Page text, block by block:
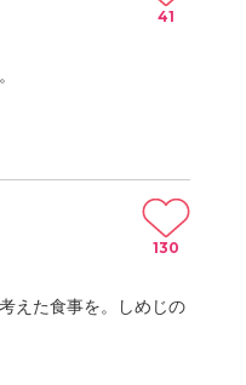
41
えた食事を。しめじの
130